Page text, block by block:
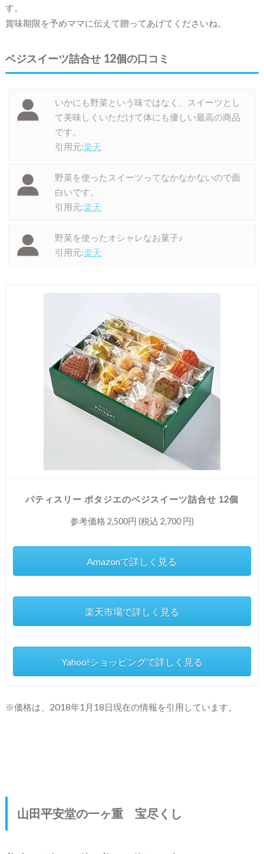
す。
賞味期限を予めママに伝えて贈ってあげてくださいね。
ベジスイーツ詰合せ 12個の口コミ
いかにも野菜という味ではなく、スイーツとし
て美味しくいただけて体にも優しい最高の商品
です。
引用元:楽天
野菜を使ったスイーツってなかなかないので面
白いです。
引用元:楽天
野菜を使ったオシャレなお菓子♪
引用元:楽天
パティスリー ポタジエのベジスイーツ詰合せ 12個
参考価格 2,500円 (税込 2,700 円)
Amazonで詳しく見る
楽天市場で詳しく見る
Yahoo!ショッピングで詳しく見る
※価格は、2018年1月18日現在の情報を引用しています。
山田平安堂の一ヶ重 宝尽くし